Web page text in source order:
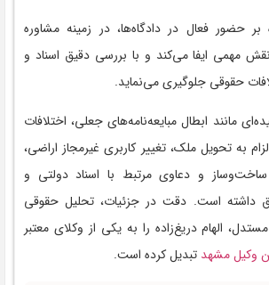
بر حضور فعال در دادگاه‌ها، در زمینه مشاوره
مهمی ایفا می‌کند و با بررسی دقیق اسناد و
حقوقی جلوگیری می‌نماید.
مانند ابطال مبایعه‌نامه‌های جعلی، اختلافات
به تحویل ملک، تغییر کاربری غیرمجاز اراضی،
و دعاوی مرتبط با اسناد دولتی و
است. دقت در جزئیات، تحلیل حقوقی
الهام دریغ‌زاده را به یکی از وکلای معتبر
وکیل مشهد تبدیل کرده است.